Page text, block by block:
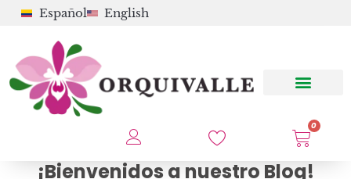
Español English
0
¡Bienvenidos a nuestro Blog!